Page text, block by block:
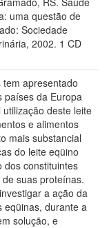
uma questão de
Sociedade
2002. 1 CD
apresentado
países da Europa
deste leite
e alimentos
mais substancial
do leite eqüino
dos constituintes
suas proteínas.
a ação da
eqüinas, durante a
solução, e